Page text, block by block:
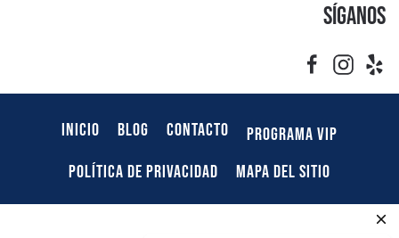
Síganos
INICIO BLOG CONTACTO
PROGRAMA VIP
POLÍTICA DE PRIVACIDAD
MAPA DEL SITIO